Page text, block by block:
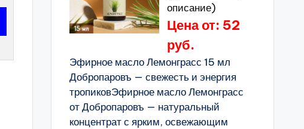
описание)
Цена от: 52
руб.
Эфирное масло Лемонграсс 15 мл
Добропаровъ — свежесть и энергия
тропиковЭфирное масло Лемонграсс
от Добропаровъ — натуральный
концентрат с ярким, освежающим